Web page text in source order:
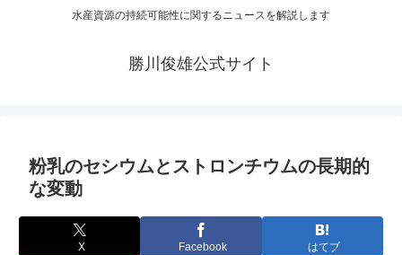
水産資源の持続可能性に関するニュースを解説します
勝川俊雄公式サイト
粉乳のセシウムとストロンチウムの長期的
な変動
X Facebook はてブ